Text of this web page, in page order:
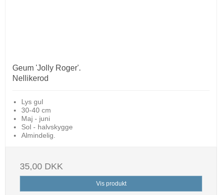
Geum 'Jolly Roger'.
Nellikerod
Lys gul
30-40 cm
Maj - juni
Sol - halvskygge
Almindelig.
35,00 DKK
Vis produkt